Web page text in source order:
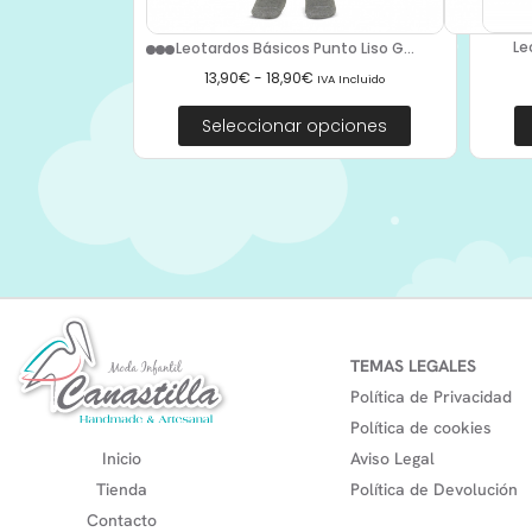
Leotardos Básicos Punto Liso G...
13,90€ - 18,90€ IVA Incluido
Seleccionar opciones
Inicio
Tienda
Contacto
TEMAS LEGALES
Política de Privacidad
Política de cookies
Aviso Legal
Política de Devolución